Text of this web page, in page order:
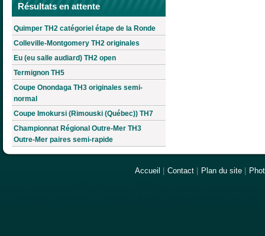
Résultats en attente
Quimper TH2 catégoriel étape de la Ronde
Colleville-Montgomery TH2 originales
Eu (eu salle audiard) TH2 open
Termignon TH5
Coupe Onondaga TH3 originales semi-
normal
Coupe Imokursi (Rimouski (Québec)) TH7
Championnat Régional Outre-Mer TH3
Outre-Mer paires semi-rapide
Accueil Contact Plan du site